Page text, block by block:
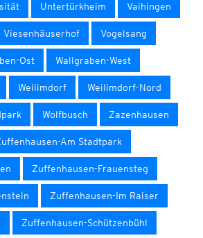
Untertürkheim Vaihingen
Viesenhäuserhof Vogelsang
Ost Wallgraben-West
Weilimdorf Weilimdorf-Nord
Wolfbusch Zazenhausen
Am Stadtpark
Zuffenhausen-Frauensteg
Zuffenhausen-Im Raiser
Zuffenhausen-Schützenbühl